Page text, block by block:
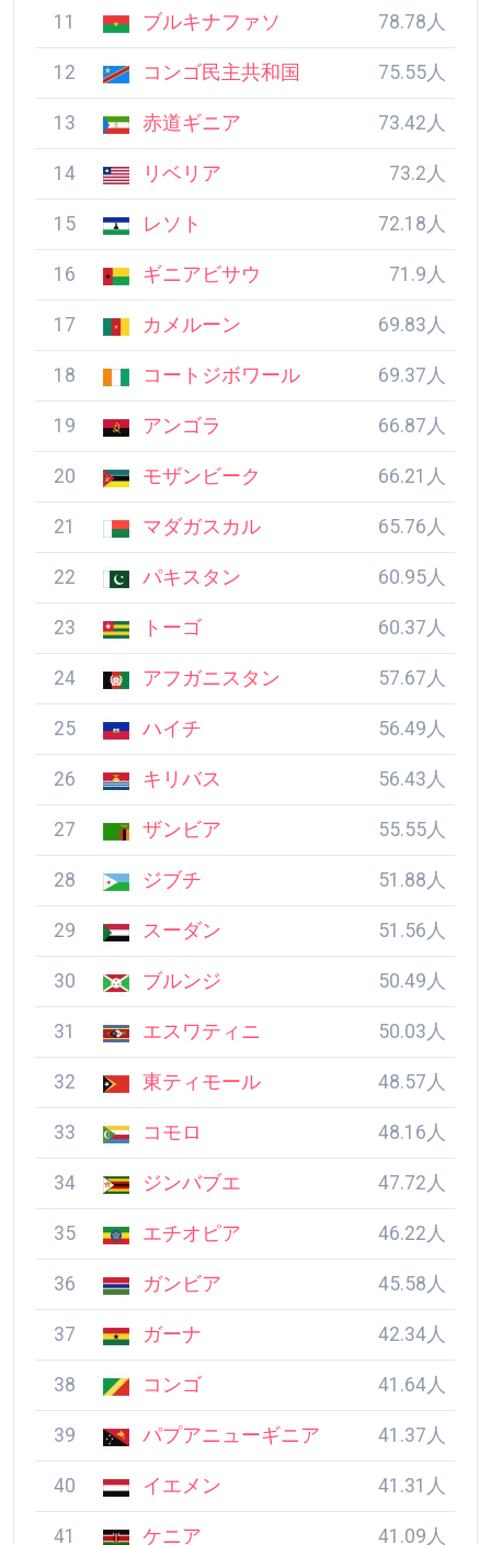
11 ブルキナファソ 78.78人
12 コンゴ民主共和国 75.55人
13 赤道ギニア 73.42人
14 リベリア 73.2人
15 レソト 72.18人
16 ギニアビサウ 71.9人
17 カメルーン 69.83人
18 コートジボワール 69.37人
19 アンゴラ 66.87人
20 モザンビーク 66.21人
21 マダガスカル 65.76人
22 パキスタン 60.95人
23 トーゴ 60.37人
24 アフガニスタン 57.67人
25 ハイチ 56.49人
26 キリバス 56.43人
27 ザンビア 55.55人
28 ジブチ 51.88人
29 スーダン 51.56人
30 ブルンジ 50.49人
31 エスワティニ 50.03人
32 東ティモール 48.57人
33 コモロ 48.16人
34 ジンバブエ 47.72人
35 エチオピア 46.22人
36 ガンビア 45.58人
37 ガーナ 42.34人
38 コンゴ 41.64人
39 パプアニューギニア 41.37人
40 イエメン 41.31人
41 ケニア 41.09人